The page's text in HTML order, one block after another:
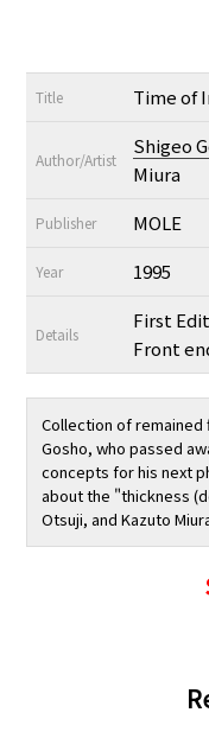
Title Time of
Author/Artist
Shigeo
Miura
Publisher MOLE
Year 1995
Details
First
Front
Collection of
Gosho, who passed
concepts for his next
about the "thickness
Otsuji, and Kazuto